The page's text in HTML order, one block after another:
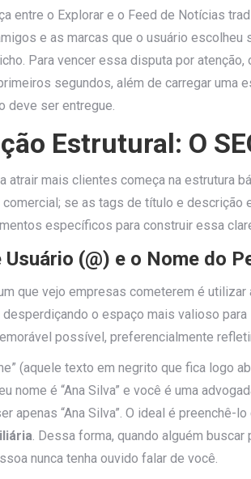
entre o Explorar e o Feed de Notícias
e as marcas que o usuário escolheu
Para vencer essa disputa por
segundos, além de carregar uma
deve ser entregue.
Estrutural: O
atrair mais clientes começa na estrutura
se as tags de título e descrição
específicos para construir essa
Usuário (@) e o Nome do
que vejo empresas cometerem é
desperdiçando o espaço mais valioso
possível, preferencialmente
(aquele texto em negrito que fica logo
nome é “Ana Silva” e você é uma
apenas “Ana Silva”. O ideal é preenchê-lo
. Dessa forma, quando alguém
nunca tenha ouvido falar de você.